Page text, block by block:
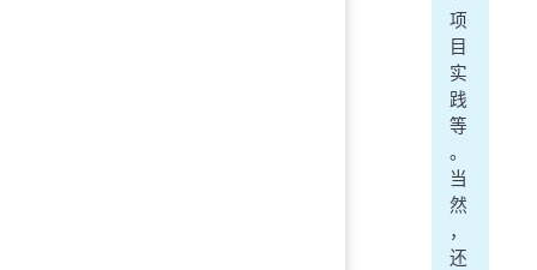
项
目
实
践
等
。
当
然
，
还